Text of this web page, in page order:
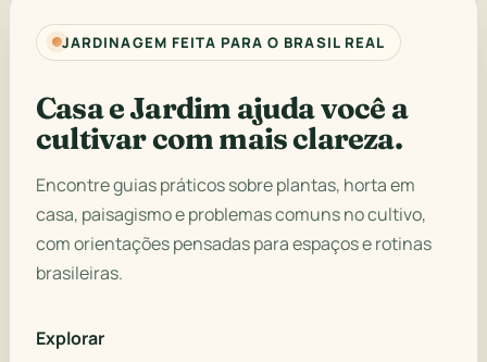
JARDINAGEM FEITA PARA O BRASIL REAL
Casa e Jardim ajuda você a
cultivar com mais clareza.
Encontre guias práticos sobre plantas, horta em
casa, paisagismo e problemas comuns no cultivo,
com orientações pensadas para espaços e rotinas
brasileiras.
Explorar